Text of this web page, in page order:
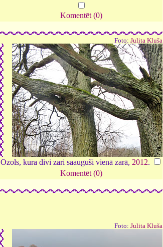
Komentēt (0)
Foto: Julita Kluša
Ozols, kura divi zari saauguši vienā zarā, 2012.
Komentēt (0)
Foto: Julita Kluša